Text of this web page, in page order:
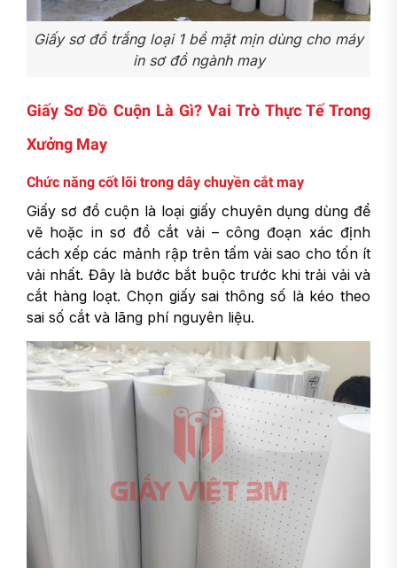
Giấy sơ đồ trắng loại 1 bề mặt mịn dùng cho máy
in sơ đồ ngành may
Giấy Sơ Đồ Cuộn Là Gì? Vai Trò Thực Tế Trong
Xưởng May
Chức năng cốt lõi trong dây chuyền cắt may
Giấy sơ đồ cuộn là loại giấy chuyên dụng dùng để
vẽ hoặc in sơ đồ cắt vải – công đoạn xác định
cách xếp các mảnh rập trên tấm vải sao cho tốn ít
vải nhất. Đây là bước bắt buộc trước khi trải vải và
cắt hàng loạt. Chọn giấy sai thông số là kéo theo
sai số cắt và lãng phí nguyên liệu.